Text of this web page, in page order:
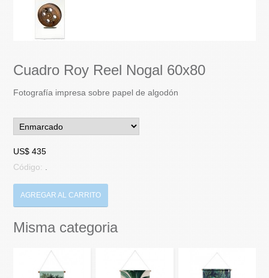
Cuadro Roy Reel Nogal 60x80
Fotografía impresa sobre papel de algodón
US$ 435
Código:
AGREGAR AL CARRITO
Misma categoria